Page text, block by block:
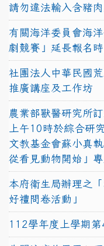
請勿違法輸入含豬
有關海洋委員會海
劇競賽」延長報名
社團法人中華民國
推廣講座及工作坊
農業部獸醫研究所
上午10時於綜合研
文教基金會蘇小真
從看見動物開始」
本府衛生局辦理之
好禮問卷活動」
112學年度上學期